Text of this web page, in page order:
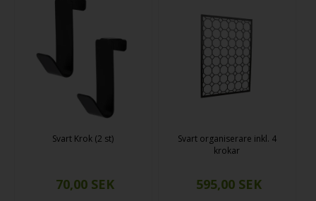
Svart Krok (2 st)
Svart organiserare inkl. 4
krokar